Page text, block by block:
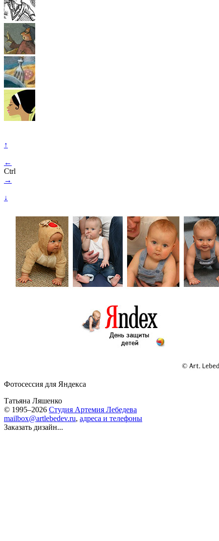
↑
←
Ctrl
→
↓
Фотосессия для Яндекса
Татьяна Ляшенко
© 1995–2026 Студия Артемия Лебедева
mailbox@artlebedev.ru, адреса и телефоны
Заказать дизайн...